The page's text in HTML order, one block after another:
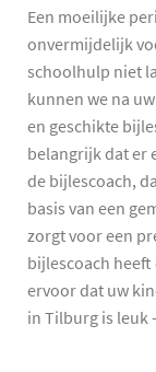
Een moeilijke
onvermijdelijk
schoolhulp niet
kunnen we na
en geschikte
belangrijk dat er
de bijlescoach,
basis van een
zorgt voor een
bijlescoach
ervoor dat uw
in Tilburg is leuk